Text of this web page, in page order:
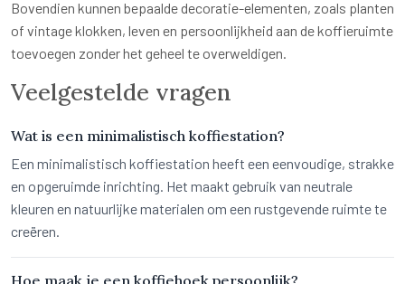
Bovendien kunnen bepaalde decoratie-elementen, zoals planten
of vintage klokken, leven en persoonlijkheid aan de koffieruimte
toevoegen zonder het geheel te overweldigen.
Veelgestelde vragen
Wat is een minimalistisch koffiestation?
Een minimalistisch koffiestation heeft een eenvoudige, strakke
en opgeruimde inrichting. Het maakt gebruik van neutrale
kleuren en natuurlijke materialen om een rustgevende ruimte te
creëren.
Hoe maak je een koffiehoek persoonlijk?